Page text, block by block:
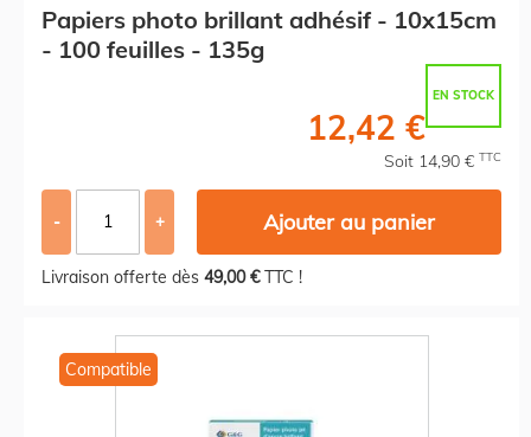
Papiers photo brillant adhésif - 10x15cm
- 100 feuilles - 135g
EN STOCK
12,42 €
Soit 14,90 € TTC
- + Ajouter au panier
Livraison offerte dès 49,00 €TTC !
Compatible